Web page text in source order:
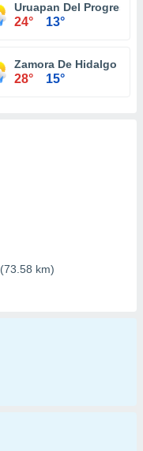
Uruapan Del Progreso
24° 13°
Zamora De Hidalgo
28° 15°
(73.58 km)